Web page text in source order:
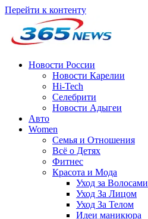
Перейти к контенту
Новости России
Новости Карелии
Hi-Tech
Селебрити
Новости Адыгеи
Авто
Women
Семья и Отношения
Всё о Детях
Фитнес
Красота и Мода
Уход за Волосами
Уход За Лицом
Уход За Телом
Идеи маникюра